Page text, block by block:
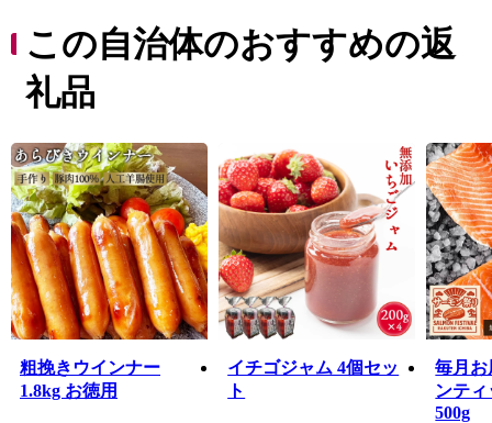
をきっかけに多くの人が訪れるようになった父母ヶ浜
（ちちぶがはま）ですが、その景観は古くから地元の皆
さんの手によって守られてきました。
７つの町が合併し誕生した三豊市では様々な文化、歴史
らも多くのお客様が訪れていますが、三豊市をこれから
もっと多くの方に知ってもらい、その魅力を感じてもら
いたいと思います。
この自治体のおすすめの返
礼品
粗挽きウインナー
1.8kg お徳用
イチゴジャム 4個セッ
ト
毎月お
ンテ
500g